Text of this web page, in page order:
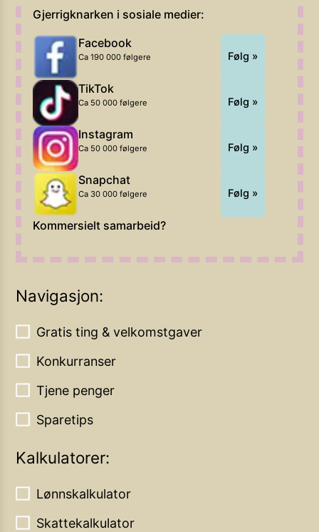
Gjerrigknarken i sosiale medier:
Facebook
Ca 190 000 følgere Følg »
TikTok
Ca 50 000 følgere Følg »
Instagram
Ca 50 000 følgere Følg »
Snapchat
Ca 30 000 følgere Følg »
Kommersielt samarbeid?
Navigasjon:
Gratis ting & velkomstgaver
Konkurranser
Tjene penger
Sparetips
Kalkulatorer:
Lønnskalkulator
Skattekalkulator